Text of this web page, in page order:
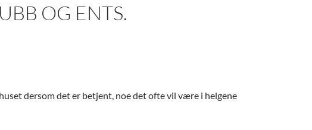
OG ENTS.
dersom det er betjent, noe det ofte vil være i helgene